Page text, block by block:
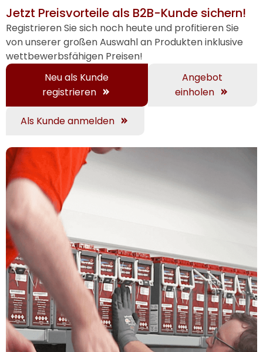
Jetzt Preisvorteile als B2B-Kunde sichern!
Registrieren Sie sich noch heute und profitieren Sie
von unserer großen Auswahl an Produkten inklusive
wettbewerbsfähigen Preisen!
Neu als Kunde
registrieren
Angebot
einholen
Als Kunde anmelden